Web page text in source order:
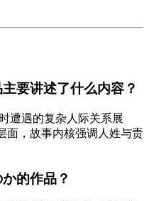
要讲述了什么内容？
遭遇的复杂人际关系展
面，故事内核强调人姓与责
的作品？